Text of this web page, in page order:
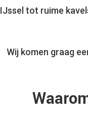
IJssel tot ruime
Wij komen graag